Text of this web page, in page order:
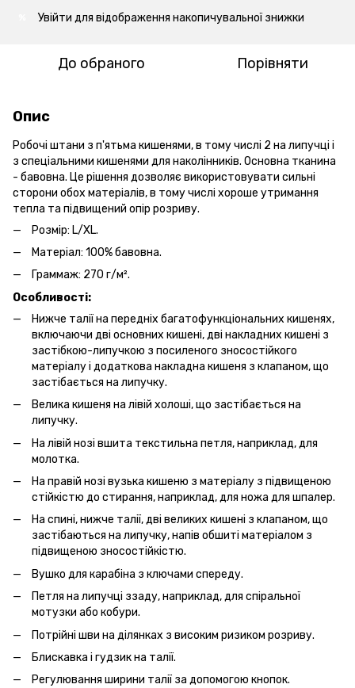
Увійти для відображення накопичувальної знижки
До обраного Порівняти
Опис
Робочі штани з п'ятьма кишенями, в тому числі 2 на липучці і
з спеціальними кишенями для наколінників. Основна тканина
- бавовна. Це рішення дозволяє використовувати сильні
сторони обох матеріалів, в тому числі хороше утримання
тепла та підвищений опір розриву.
Розмір: L/XL.
Матеріал: 100% бавовна.
Граммаж: 270 г/м².
Особливості:
Нижче талії на передніх багатофункціональних кишенях,
включаючи дві основних кишені, дві накладних кишені з
застібкою-липучкою з посиленого зносостійкого
матеріалу і додаткова накладна кишеня з клапаном, що
застібається на липучку.
Велика кишеня на лівій холоші, що застібається на
липучку.
На лівій нозі вшита текстильна петля, наприклад, для
молотка.
На правій нозі вузька кишеню з матеріалу з підвищеною
стійкістю до стирання, наприклад, для ножа для шпалер.
На спині, нижче талії, дві великих кишені з клапаном, що
застібаються на липучку, напів обшиті матеріалом з
підвищеною зносостійкістю.
Вушко для карабіна з ключами спереду.
Петля на липучці ззаду, наприклад, для спіральної
мотузки або кобури.
Потрійні шви на ділянках з високим ризиком розриву.
Блискавка і гудзик на талії.
Регулювання ширини талії за допомогою кнопок.